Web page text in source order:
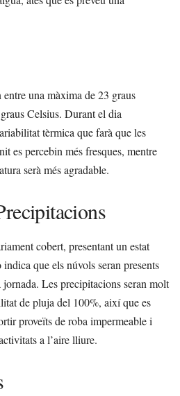
una màxima de 23 graus
Celsius. Durant el dia
tèrmica que farà que les
es percebin més fresques, mentre
serà més agradable.
cobert, presentant un estat
que els núvols seran presents
Les precipitacions seran molt
de pluja del 100%, així que es
proveïts de roba impermeable i
a l’aire lliure.